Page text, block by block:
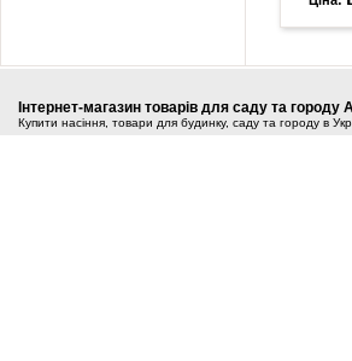
Інтернет-магазин товарів для саду та
Купити насіння, товари для будинку, саду та городу в